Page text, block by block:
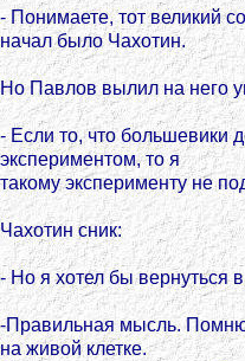
- Понимаете, тот великий
начал было Чахотин.
Но Павлов вылил на него
- Если то, что большевики
экспериментом, то я
такому эксперименту не
Чахотин сник:
- Но я хотел бы вернуться в
-Правильная мысль.
на живой клетке.